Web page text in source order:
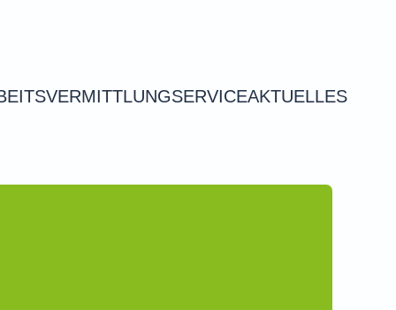
SERVICEAKTUELLES